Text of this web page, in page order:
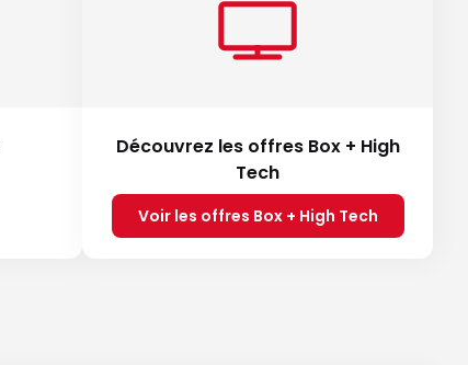
Découvrez les offres Box + High
Tech
Voir les offres Box + High Tech